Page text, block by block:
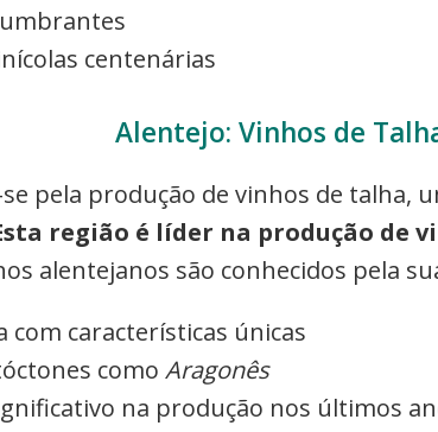
centenárias
Alentejo: Vinhos de
pela produção de vinhos de talha,
região é líder na produção de
alentejanos são conhecidos pela
com características únicas
como Aragonês
na produção nos últimos